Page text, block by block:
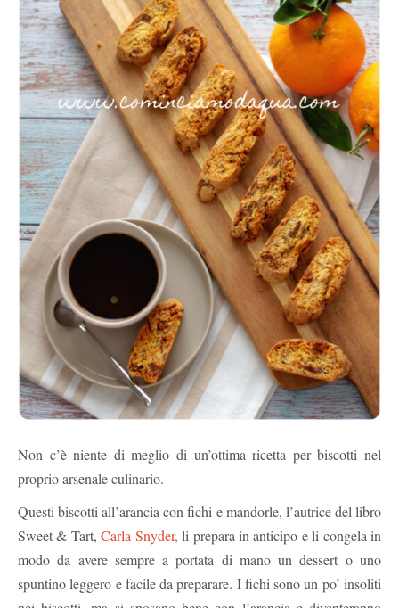
Non c’è niente di meglio di un’ottima ricetta per biscotti nel
proprio arsenale culinario.
Questi biscotti all’arancia con fichi e mandorle, l’autrice del libro
Sweet & Tart,Carla Snyder, li prepara in anticipo e li congela in
modo da avere sempre a portata di mano un dessert o uno
spuntino leggero e facile da preparare. I fichi sono un po’ insoliti